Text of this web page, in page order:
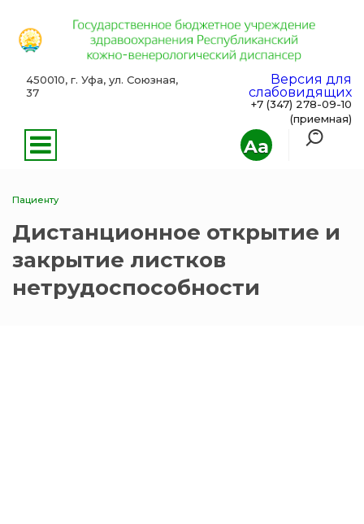
Aa
450010, г. Уфа, ул. Союзная,
37
Версия для
слабовидящих
+7 (347) 278-09-10
(приемная)
Пациенту
Дистанционное открытие и
закрытие листков
нетрудоспособности